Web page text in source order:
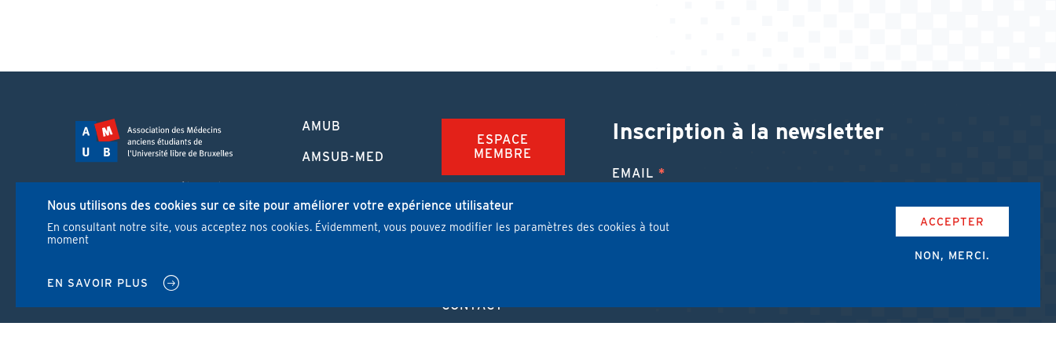
Route de Lennik 808/612
1070 Bruxelles
+32 2 555 67 94
SOCIAL
MENU
PIED
PAGE
AMUB
AMSUB-MED
FORMATION
CONTINUE
REVUE MÉDICALE
ESPACE
MEMBRE
FAQ
JOBS
CONTACT
Inscription à la newsletter
EMAIL
J'ai lu et j'accepte les conditions d'utilisation de l'AMUB.
Nous utilisons des cookies sur ce site pour améliorer votre expérience utilisateur
En consultant notre site, vous acceptez nos cookies. Évidemment, vous pouvez modifier les paramètres des cookies à tout
moment
EN SAVOIR PLUS
ACCEPTER
NON, MERCI.